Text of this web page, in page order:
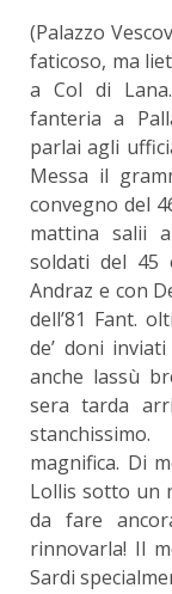
(Palazzo
faticoso, ma
a Col di
fanteria a
parlai agli
Messa il
convegno del
mattina salii
soldati del 45
Andraz e con
dell’81 Fant.
de’ doni
anche lassù
sera tarda
magnifica. Di
Lollis sotto un
da fare
rinnovarla! Il
Sardi